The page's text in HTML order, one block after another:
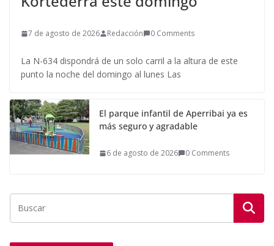
7 de agosto de 2026 Redacción 0 Comments
La N-634 dispondrá de un solo carril a la altura de este
punto la noche del domingo al lunes Las
El parque infantil de Aperribai ya es
más seguro y agradable
6 de agosto de 2026 0 Comments